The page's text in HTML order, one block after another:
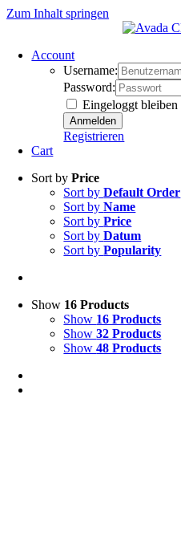
Zum Inhalt springen
Account
Username:
Password:
Eingeloggt bleiben
Registrieren
Cart
Sort byPrice
Sort byDefault Order
Sort byName
Sort byPrice
Sort byDatum
Sort byPopularity
Show 16 Products
Show 16 Products
Show32 Products
Show48 Products